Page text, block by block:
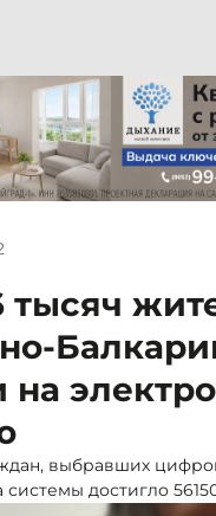
тысяч
на
выбравших
системы достигло